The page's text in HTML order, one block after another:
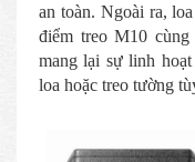
an toàn. Ngoài ra, loa
điểm treo M10
mang lại sự linh
loa hoặc treo tường